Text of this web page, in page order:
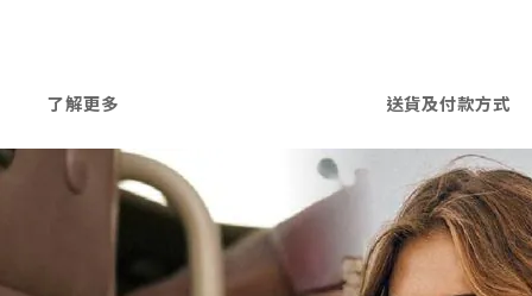
了解更多 送貨及付款方式